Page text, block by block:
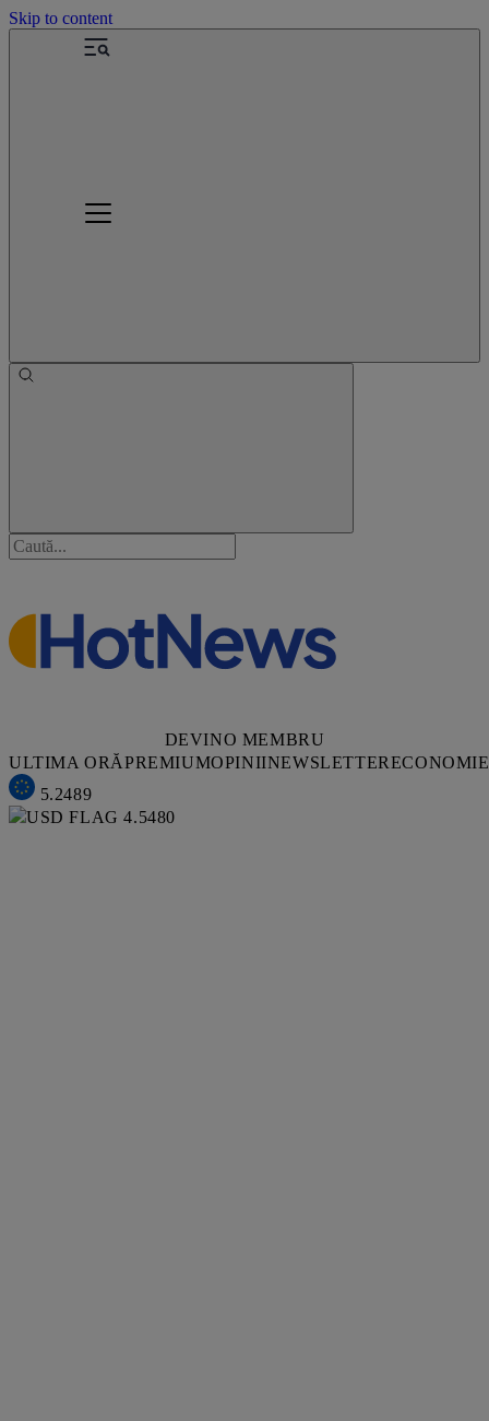
Skip to content
DEVINO MEMBRU
ULTIMA ORĂPREMIUMOPINIINEWSLETTERECONOMIE
5.2489
4.5480